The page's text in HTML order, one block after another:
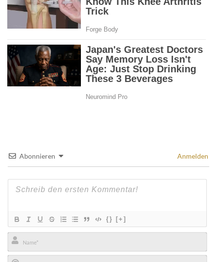
Abonnieren Anmelden
{} [+]
Name*